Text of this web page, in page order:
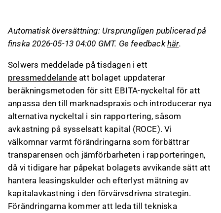
Den nya metoden inkluderar avskrivningar
enligt IFRS 16, vilket harmoniserar
justerar EBITA-marginalmålet från 12 % till 9 %.
Införandet av ROCE som nyckeltal är särskilt
viktigt för att bedöma företagets framgång i
en förvärvsdriven strategi, där tidigare ROCE-
siffror har visat på en försvagad
kapitalavkastning.
Förändringarna påverkar inte Solwers
operationella resultat eller kassaflöden, men
kommer att leda till tekniska justeringar av
EBITA-estimaten i framtida rapporter.
Detta innehåll är skapat av AI. Du kan lämna feedback
Automatisk översättning: Ursprungligen publicerad på
finska 2026-05-13 04:00 GMT. Ge feedbackhär.
Solwers meddelade på tisdagen i ett
pressmeddelande att bolaget uppdaterar
beräkningsmetoden för sitt EBITA-nyckeltal för att
anpassa den till marknadspraxis och introducerar nya
alternativa nyckeltal i sin rapportering, såsom
avkastning på sysselsatt kapital (ROCE). Vi
välkomnar varmt förändringarna som förbättrar
transparensen och jämförbarheten i rapporteringen,
då vi tidigare har påpekat bolagets avvikande sätt att
hantera leasingskulder och efterlyst mätning av
kapitalavkastning i den förvärvsdrivna strategin.
Förändringarna kommer att leda till tekniska